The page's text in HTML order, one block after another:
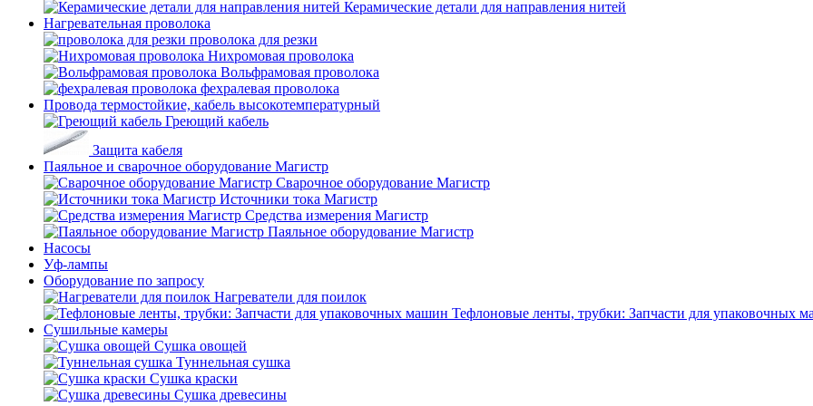
Керамические детали для направления нитей
Нагревательная проволока
проволока для резки
Нихромовая проволока
Вольфрамовая проволока
фехралевая проволока
Провода термостойкие, кабель высокотемпературный
Греющий кабель
Защита кабеля
Паяльное и сварочное оборудование Магистр
Сварочное оборудование Магистр
Источники тока Магистр
Средства измерения Магистр
Паяльное оборудование Магистр
Насосы
Уф-лампы
Оборудование по запросу
Нагреватели для поилок
Тефлоновые ленты, трубки: Запчасти для упаковочных
Сушильные камеры
Сушка овощей
Туннельная сушка
Сушка краски
Сушка древесины